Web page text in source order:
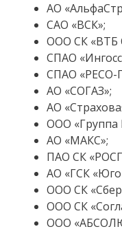
АО
САО «ВСК»;
ООО СК «ВТБ
СПАО
СПАО «РЕСО-
АО «СОГАЗ»;
АО
ООО «Группа
АО «МАКС»;
ПАО СК
АО «ГСК
ООО СК
ООО СК
ООО